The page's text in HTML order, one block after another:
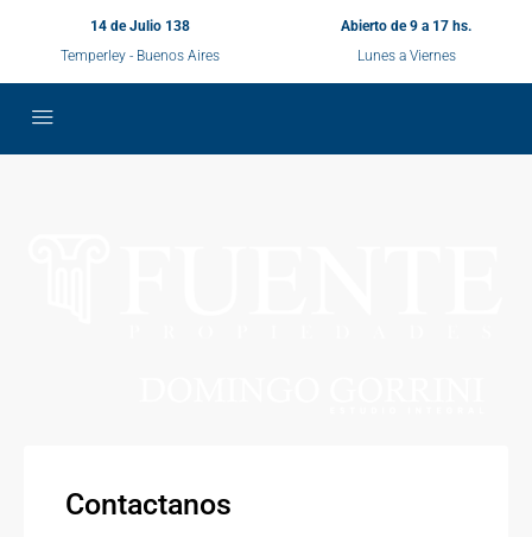
14 de Julio 138
Temperley - Buenos Aires
Abierto de 9 a 17 hs.
Lunes a Viernes
Contactanos